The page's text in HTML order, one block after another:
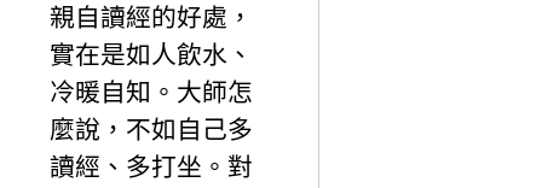
親自讀經的好處，
實在是如人飲水、
冷暖自知。大師怎
麼說，不如自己多
讀經、多打坐。對